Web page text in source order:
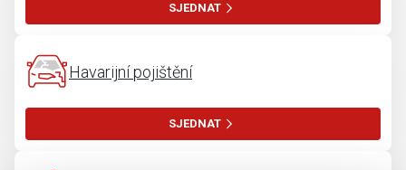
SJEDNAT
Havarijní pojištění
SJEDNAT